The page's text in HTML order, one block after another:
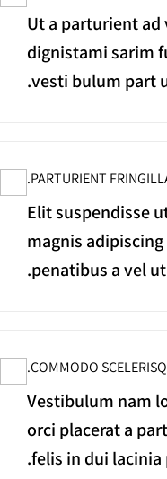
Ut a parturient
dignistami sarim
vesti bulum part
PARTURIENT
Elit suspendisse
magnis
penatibus a vel
COMMODO
Vestibulum nam
orci placerat a
felis in dui